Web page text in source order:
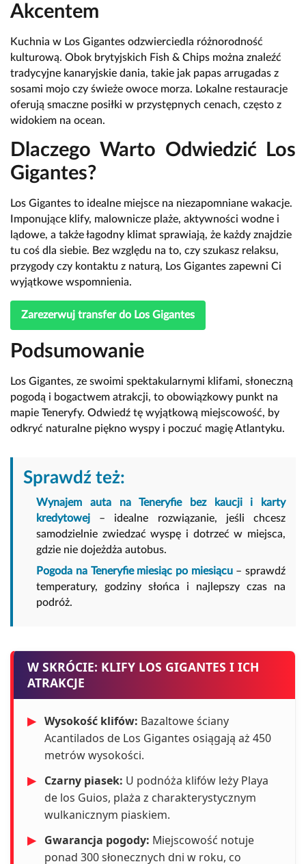
Akcentem
Kuchnia w Los Gigantes odzwierciedla różnorodność
kulturową. Obok brytyjskich Fish & Chips można znaleźć
tradycyjne kanaryjskie dania, takie jak papas arrugadas z
sosami mojo czy świeże owoce morza. Lokalne restauracje
oferują smaczne posiłki w przystępnych cenach, często z
widokiem na ocean.
Dlaczego Warto Odwiedzić Los
Gigantes?
Los Gigantes to idealne miejsce na niezapomniane wakacje.
Imponujące klify, malownicze plaże, aktywności wodne i
lądowe, a także łagodny klimat sprawiają, że każdy znajdzie
tu coś dla siebie. Bez względu na to, czy szukasz relaksu,
przygody czy kontaktu z naturą, Los Gigantes zapewni Ci
wyjątkowe wspomnienia.
Zarezerwuj transfer do Los Gigantes
Podsumowanie
Los Gigantes, ze swoimi spektakularnymi klifami, słoneczną
pogodą i bogactwem atrakcji, to obowiązkowy punkt na
mapie Teneryfy. Odwiedź tę wyjątkową miejscowość, by
odkryć naturalne piękno wyspy i poczuć magię Atlantyku.
Sprawdź też:
Wynajem auta na Teneryfie bez kaucji i karty
kredytowej – idealne rozwiązanie, jeśli chcesz
samodzielnie zwiedzać wyspę i dotrzeć w miejsca,
gdzie nie dojeżdża autobus.
Pogoda na Teneryfie miesiąc po miesiącu– sprawdź
temperatury, godziny słońca i najlepszy czas na
podróż.
W SKRÓCIE: KLIFY LOS GIGANTES I ICH
ATRAKCJE
▶ Wysokość klifów: Bazaltowe ściany
Acantilados de Los Gigantes osiągają aż 450
metrów wysokości.
▶
Czarny piasek: U podnóża klifów leży Playa
de los Guios, plaża z charakterystycznym
wulkanicznym piaskiem.
▶
Gwarancja pogody: Miejscowość notuje
ponad 300 słonecznych dni w roku, co